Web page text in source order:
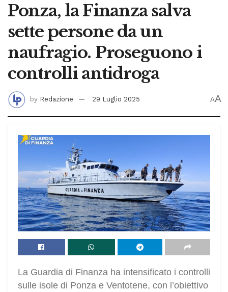
Ponza, la Finanza salva
sette persone da un
naufragio. Proseguono i
controlli antidroga
by Redazione 29 Luglio 2025 AA
La Guardia di Finanza ha intensificato i controlli
sulle isole di Ponza e Ventotene, con l’obiettivo